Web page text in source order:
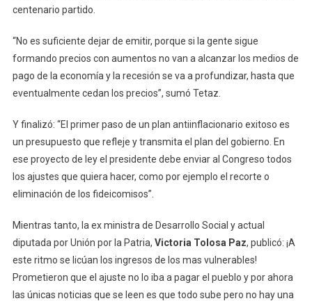
centenario partido.
“No es suficiente dejar de emitir, porque si la gente sigue
formando precios con aumentos no van a alcanzar los medios de
pago de la economía y la recesión se va a profundizar, hasta que
eventualmente cedan los precios”, sumó Tetaz.
Y finalizó: “El primer paso de un plan antiinflacionario exitoso es
un presupuesto que refleje y transmita el plan del gobierno. En
ese proyecto de ley el presidente debe enviar al Congreso todos
los ajustes que quiera hacer, como por ejemplo el recorte o
eliminación de los fideicomisos”.
Mientras tanto, la ex ministra de Desarrollo Social y actual
diputada por Unión por la Patria, Victoria Tolosa Paz, publicó: ¡A
este ritmo se licúan los ingresos de los mas vulnerables!
Prometieron que el ajuste no lo iba a pagar el pueblo y por ahora
las únicas noticias que se leen es que todo sube pero no hay una